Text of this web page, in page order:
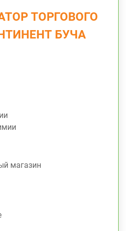
ТОРГОВОГО
БУЧА
магазин